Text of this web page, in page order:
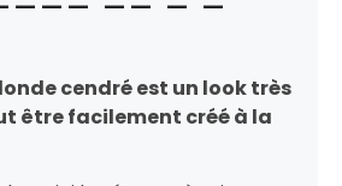
cendré est un look très
être facilement créé à la